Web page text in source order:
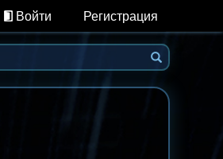
Войти Регистрация